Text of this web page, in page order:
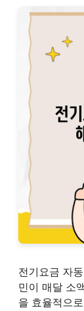
전기요금 자
민이 매달 소
을 효율적으